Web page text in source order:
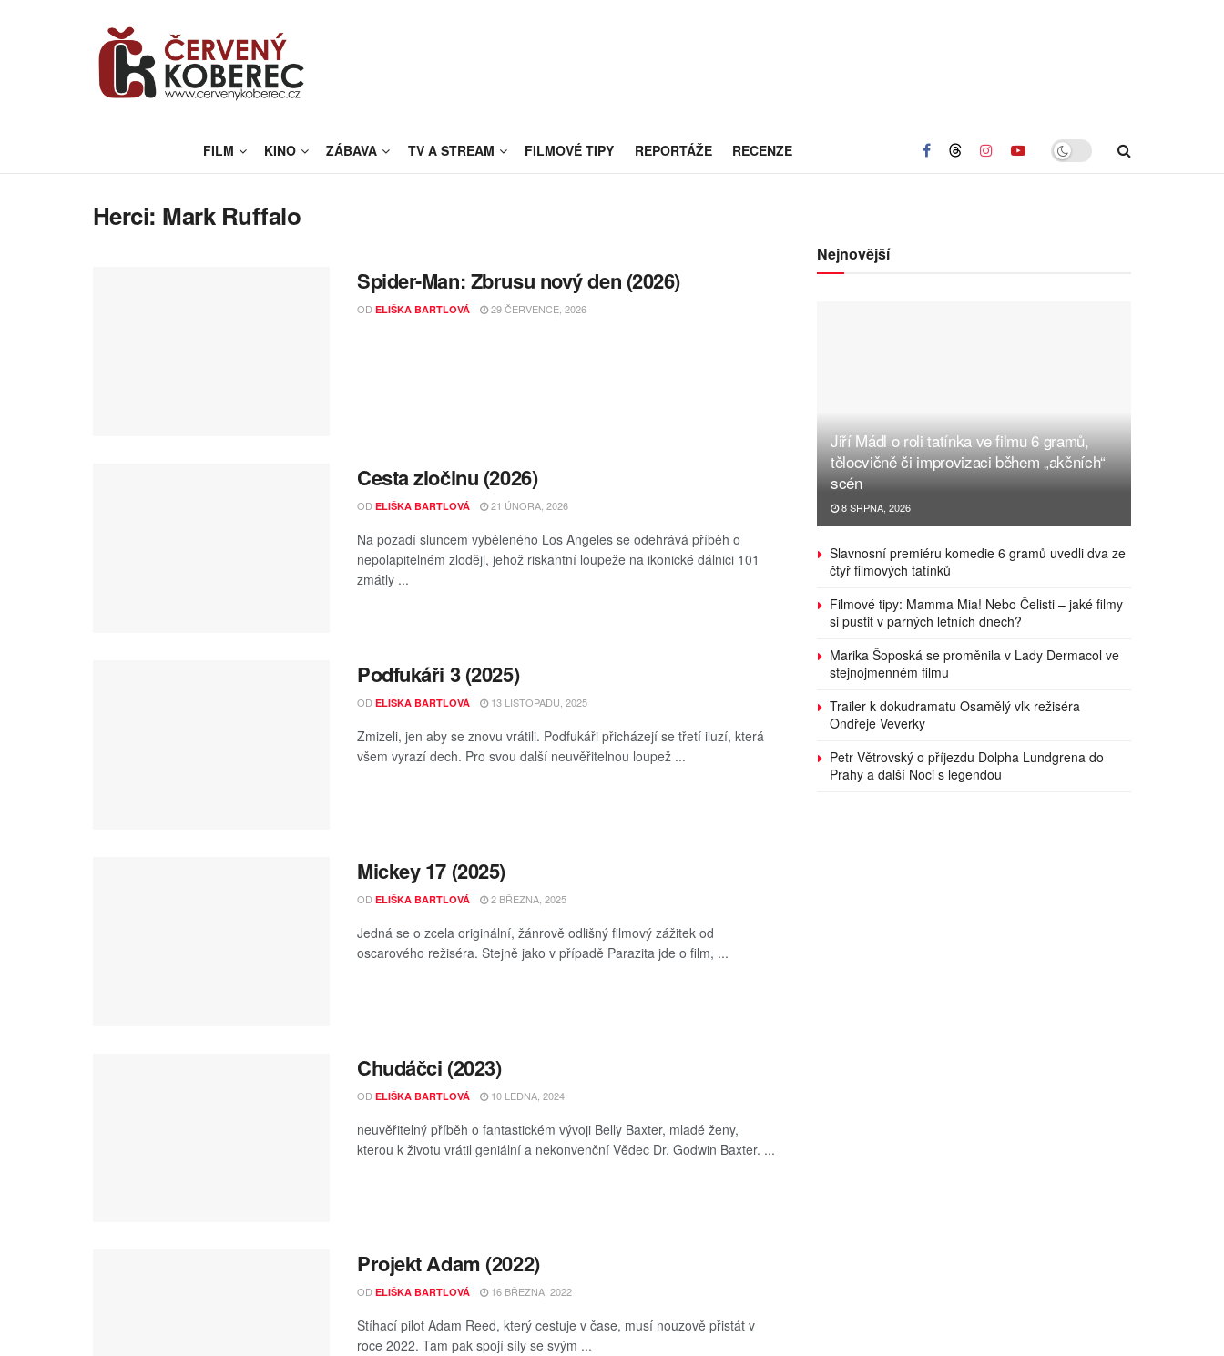
FILM KINO ZÁBAVA TV A STREAM FILMOVÉ TIPY REPORTÁŽE RECENZE
Herci: Mark Ruffalo
Spider-Man: Zbrusu nový den (2026)
OD ELIŠKA BARTLOVÁ 29 ČERVENCE, 2026
Cesta zločinu (2026)
OD ELIŠKA BARTLOVÁ 21 ÚNORA, 2026
Na pozadí sluncem vyběleného Los Angeles se odehrává příběh o
nepolapitelném zloději, jehož riskantní loupeže na ikonické dálnici 101
zmátly ...
Podfukáři 3 (2025)
OD ELIŠKA BARTLOVÁ 13 LISTOPADU, 2025
Zmizeli, jen aby se znovu vrátili. Podfukáři přicházejí se třetí iluzí, která
všem vyrazí dech. Pro svou další neuvěřitelnou loupež ...
Mickey 17 (2025)
OD ELIŠKA BARTLOVÁ 2 BŘEZNA, 2025
Jedná se o zcela originální, žánrově odlišný filmový zážitek od
oscarového režiséra. Stejně jako v případě Parazita jde o film, ...
Chudáčci (2023)
OD ELIŠKA BARTLOVÁ 10 LEDNA, 2024
neuvěřitelný příběh o fantastickém vývoji Belly Baxter, mladé ženy,
kterou k životu vrátil geniální a nekonvenční Vědec Dr. Godwin Baxter. ...
Projekt Adam (2022)
OD ELIŠKA BARTLOVÁ 16 BŘEZNA, 2022
Stíhací pilot Adam Reed, který cestuje v čase, musí nouzově přistát v
roce 2022. Tam pak spojí síly se svým ...
Nejnovější
Jiří Mádl o roli tatínka ve filmu 6 gramů,
tělocvičně či improvizaci během „akčních“
scén
8 SRPNA, 2026
Slavnosní premiéru komedie 6 gramů uvedli dva ze
čtyř filmových tatínků
Filmové tipy: Mamma Mia! Nebo Čelisti – jaké filmy
si pustit v parných letních dnech?
Marika Šoposká se proměnila v Lady Dermacol ve
stejnojmenném filmu
Trailer k dokudramatu Osamělý vlk režiséra
Ondřeje Veverky
Petr Větrovský o příjezdu Dolpha Lundgrena do
Prahy a další Noci s legendou